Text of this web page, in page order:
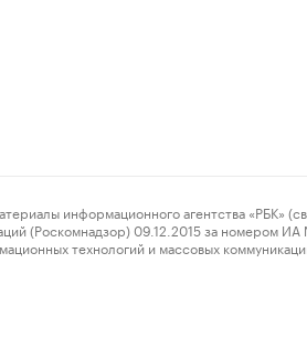
информационного агентства «РБК»
(Роскомнадзор) 09.12.2015 за номером
технологий и массовых